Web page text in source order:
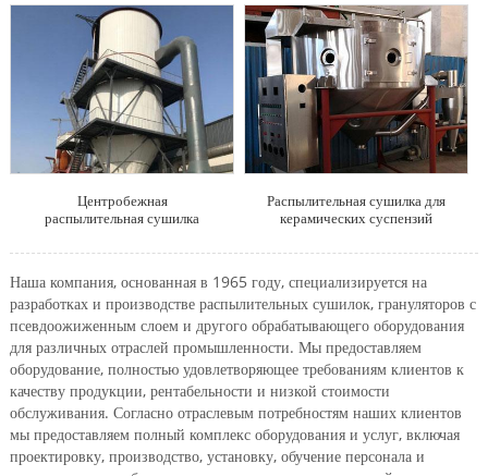
Центробежная
распылительная сушилка
Распылительная сушилка для
керамических суспензий
Наша компания, основанная в 1965 году, специализируется на
разработках и производстве распылительных сушилок, грануляторов с
псевдоожиженным слоем и другого обрабатывающего оборудования
для различных отраслей промышленности. Мы предоставляем
оборудование, полностью удовлетворяющее требованиям клиентов к
качеству продукции, рентабельности и низкой стоимости
обслуживания. Согласно отраслевым потребностям наших клиентов
мы предоставляем полный комплекс оборудования и услуг, включая
проектировку, производство, установку, обучение персонала и